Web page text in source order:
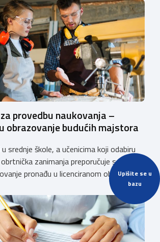
Upišite se u
bazu
provedbu naukovanja –
obrazovanje budućih majstora
srednje škole, a učenicima koji odabiru
zanimanja preporučuje se da
pronađu u licenciranom obrtu ili
obrtnička komora poziva obrtnike
da pokrenu postupak
bi budućim učenicima omogućili
stjecanje praktičnih znanja, a
u razvoj […]